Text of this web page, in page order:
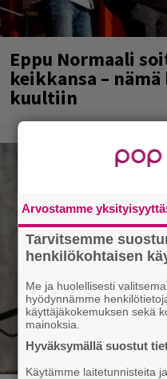
Eppu Normaali
keikkansa –
kuultiin
Arvostamme
Tarvitsemme
henkilökohtaisen
Me ja huolellisesti
hyödynnämme
käyttäjäkokemuksen sekä
mainoksia.
Hyväksymällä suostut
Käytämme laitetunnisteita